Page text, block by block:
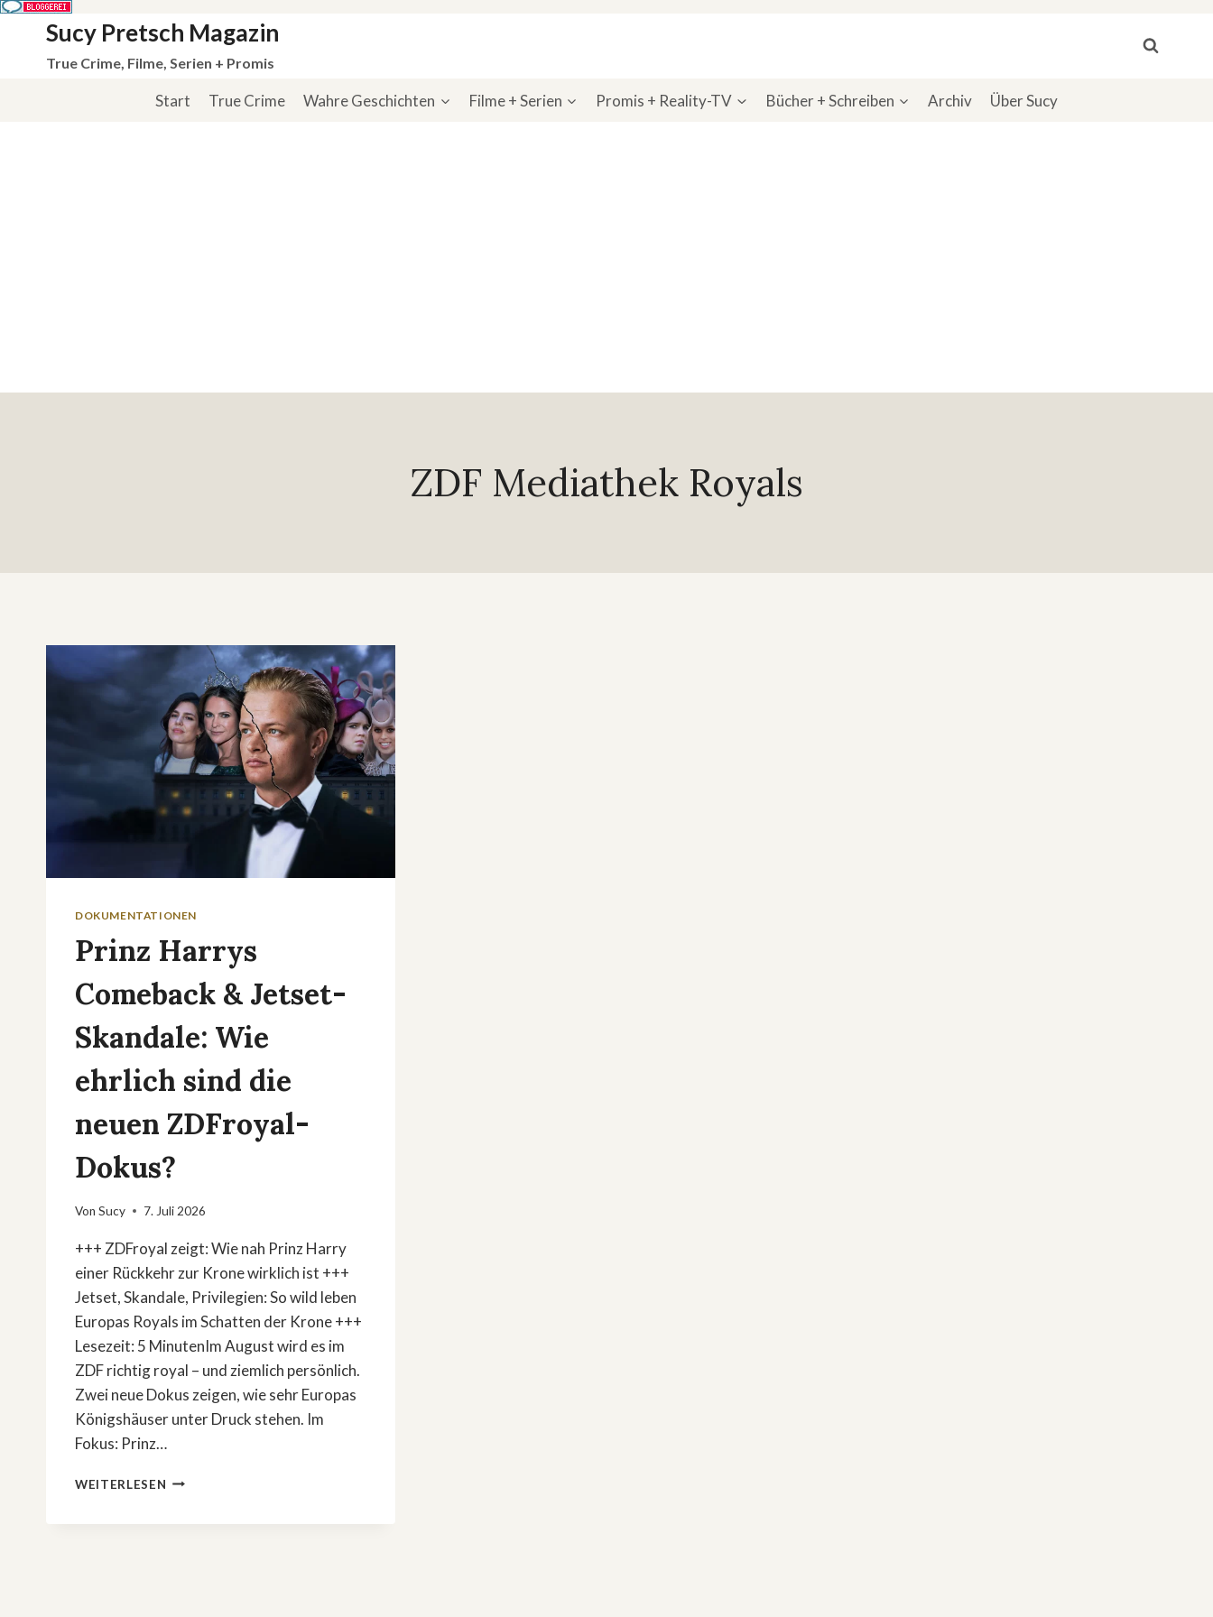
springen
Sucy Pretsch Magazin
True Crime, Filme, Serien + Promis
Start True Crime Wahre Geschichten Filme + Serien Promis + Reality-TV Bücher + Schreiben Archiv Über Sucy
ZDF Mediathek Royals
DOKUMENTATIONEN
Prinz Harrys
Comeback & Jetset-
Skandale: Wie
ehrlich sind die
neuen ZDFroyal-
Dokus?
Von Sucy 7. Juli 2026
+++ ZDFroyal zeigt: Wie nah Prinz Harry
einer Rückkehr zur Krone wirklich ist +++
Jetset, Skandale, Privilegien: So wild leben
Europas Royals im Schatten der Krone +++
Lesezeit: 5 MinutenIm August wird es im
ZDF richtig royal – und ziemlich persönlich.
Zwei neue Dokus zeigen, wie sehr Europas
Königshäuser unter Druck stehen. Im
Fokus: Prinz…
WEITERLESEN PRINZ